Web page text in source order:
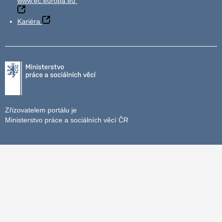
Kariéra
Zřizovatelem portálu je
Ministerstvo práce a sociálních věcí ČR